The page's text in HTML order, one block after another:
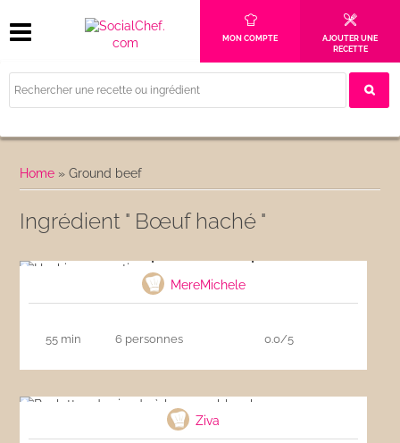
MON COMPTE
AJOUTER UNE
RECETTE
Home »Ground beef
Ingrédient " Bœuf haché "
MereMichele
55 min 6 personnes 0.0/5
Ziva